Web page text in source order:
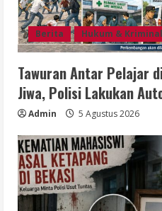
Berita Hukum &
Tawuran Antar Pelajar
Jiwa, Polisi Lakukan
Admin 5 Agustus 2026